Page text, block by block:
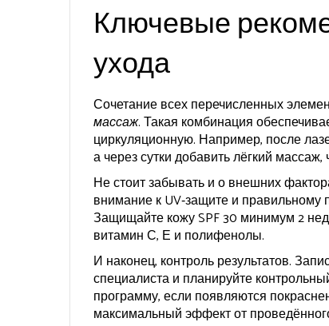
Ключевые
ухода
Сочетание всех перечисленных
массаж. Такая комбинация
циркуляционную. Например, после
а через сутки добавить лёгкий
Не стоит забывать и о внешних
внимание к UV‑защите и правильному
Защищайте кожу SPF 30 минимум 2
витамин С, Е и полифенолы.
И наконец, контроль результатов.
специалиста и планируйте
программу, если появляются
максимальный эффект от